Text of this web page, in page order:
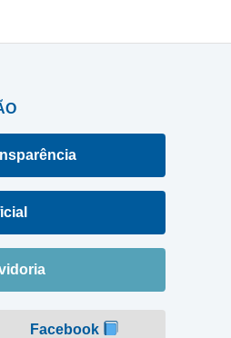
Facebook